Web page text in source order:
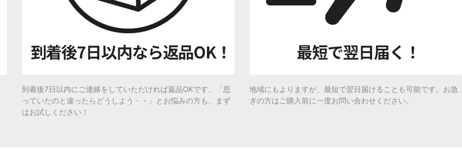
到着後7日以内にご連絡をしていただければ返品OKです。「思
っていたのと違ったらどうしよう・・」とお悩みの方も、まず
はお試しください！
地域にもよりますが、最短で翌日届けることも可能です。お急
ぎの方はご購入前に一度お問い合わせください。